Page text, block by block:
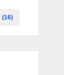
(16)